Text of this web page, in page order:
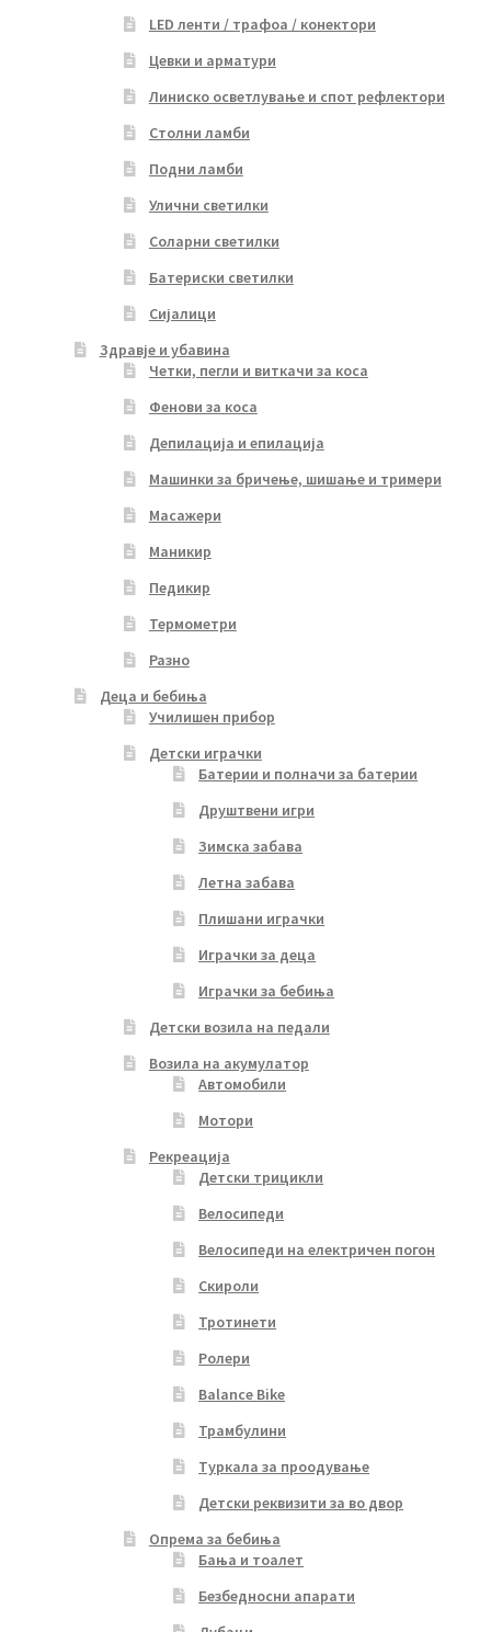
LED ленти / трафоа / конектори
Цевки и арматури
Линиско осветлување и спот рефлектори
Столни ламби
Подни ламби
Улични светилки
Соларни светилки
Батериски светилки
Сијалици
Здравје и убавина
Четки, пегли и виткачи за коса
Фенови за коса
Депилација и епилација
Машинки за бричење, шишање и тримери
Масажери
Маникир
Педикир
Термометри
Разно
Деца и бебиња
Училишен прибор
Детски играчки
Батерии и полначи за батерии
Друштвени игри
Зимска забава
Летна забава
Плишани играчки
Играчки за деца
Играчки за бебиња
Детски возила на педали
Возила на акумулатор
Автомобили
Мотори
Рекреација
Детски трицикли
Велосипеди
Велосипеди на електричен погон
Скироли
Тротинети
Ролери
Balance Bike
Трамбулини
Туркала за проодување
Детски реквизити за во двор
Опрема за бебиња
Бања и тоалет
Безбедносни апарати